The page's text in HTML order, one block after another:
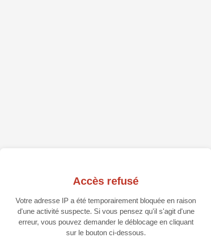
Accès refusé
Votre adresse IP a été temporairement bloquée en raison
d'une activité suspecte. Si vous pensez qu'il s'agit d'une
erreur, vous pouvez demander le déblocage en cliquant
sur le bouton ci-dessous.